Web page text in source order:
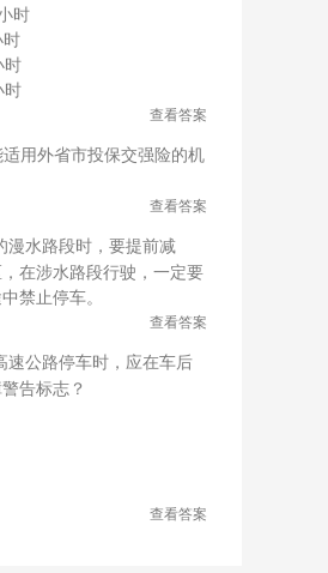
时
时
时
时
查看答案
适用外省市投保交强险的机
查看答案
漫水路段时，要提前减
在涉水路段行驶，一定要
禁止停车。
查看答案
速公路停车时，应在车后
告标志？
查看答案